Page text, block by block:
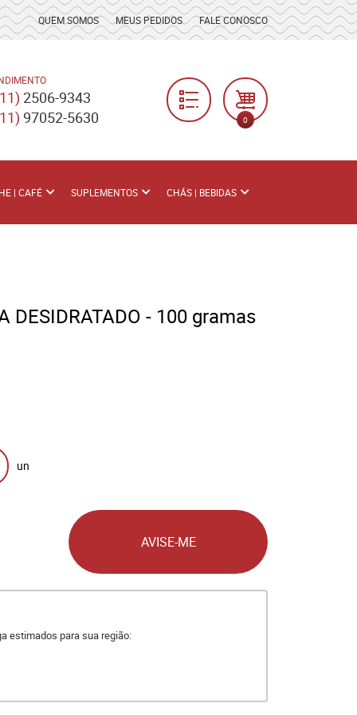
QUEM SOMOS MEUS PEDIDOS FALE CONOSCO
2506-9343
97052-5630 0
| CAFÉ SUPLEMENTOS CHÁS | BEBIDAS
DESIDRATADO - 100 gramas
un
AVISE-ME
estimados para sua região: